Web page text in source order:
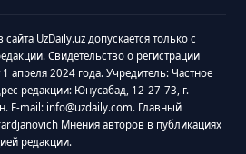
UzDaily.uz допускается только с
Свидетельство о регистрации
апреля 2024 года. Учредитель: Частное
редакции: Юнусабад, 12-27-73, г.
E-mail: info@uzdaily.com. Главный
Мнения авторов в публикациях
редакции.